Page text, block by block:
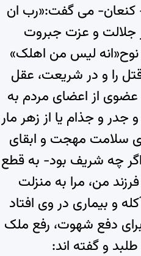
می گفت:«رب ان
جلالت و عزت جبروت
نوح«انه لیس من اهلک»
قتل را و در شریعت، عقل
از اعضای مردم به
و جذام یا از زهر مار
سلامت مهجت و ابقای
اگر چه شریف بود- به قطع
من، مرا به منزلت
و بیماری در وی افتاد
دفع شهوت، رفع ملک
و گفته اند: